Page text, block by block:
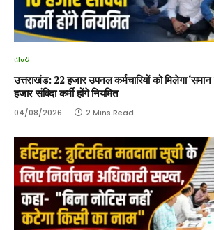
राज्य
उत्तराखंड: 22 हजार उपनल कर्मचारियों को मिलेगा ‘समान
हजार संविदा कर्मी होंगे नियमित
04/08/2026 2 Mins Read